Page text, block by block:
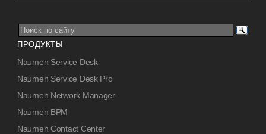
ПРОДУКТЫ
Naumen Service Desk
Naumen Service Desk Pro
Naumen Network Manager
Naumen BPM
Naumen Contact Center